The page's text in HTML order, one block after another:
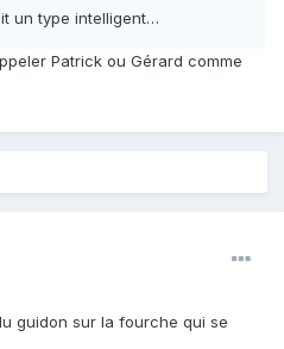
un type intelligent…
Patrick ou Gérard comme
guidon sur la fourche qui se